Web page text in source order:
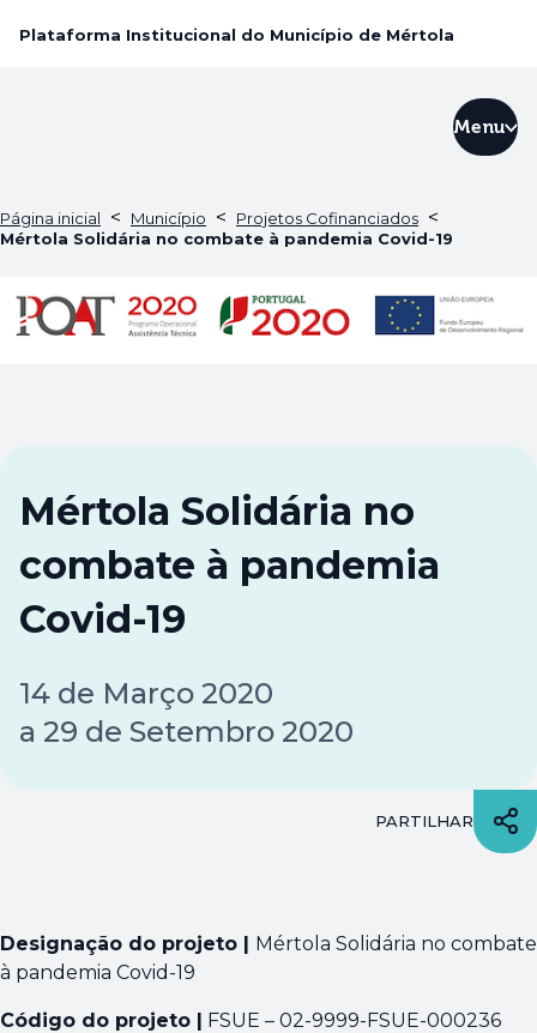
Plataforma Institucional do Município de Mértola
Menu
Página inicial < Município < Projetos Cofinanciados <
Mértola Solidária no combate à pandemia Covid-19
Mértola Solidária no
combate à pandemia
Covid-19
14 de Março 2020
a 29 de Setembro 2020
PARTILHAR
Designação do projeto | Mértola Solidária no combate
à pandemia Covid-19
Código do projeto | FSUE – 02-9999-FSUE-000236